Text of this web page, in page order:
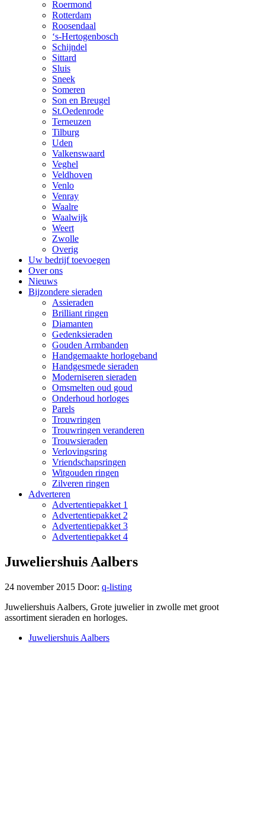
Roermond
Rotterdam
Roosendaal
‘s-Hertogenbosch
Schijndel
Sittard
Sluis
Sneek
Someren
Son en Breugel
St.Oedenrode
Terneuzen
Tilburg
Uden
Valkenswaard
Veghel
Veldhoven
Venlo
Venray
Waalre
Waalwijk
Weert
Zwolle
Overig
Uw bedrijf toevoegen
Over ons
Nieuws
Bijzondere sieraden
Assieraden
Brilliant ringen
Diamanten
Gedenksieraden
Gouden Armbanden
Handgemaakte horlogeband
Handgesmede sieraden
Moderniseren sieraden
Omsmelten oud goud
Onderhoud horloges
Parels
Trouwringen
Trouwringen veranderen
Trouwsieraden
Verlovingsring
Vriendschapsringen
Witgouden ringen
Zilveren ringen
Adverteren
Advertentiepakket 1
Advertentiepakket 2
Advertentiepakket 3
Advertentiepakket 4
Juweliershuis Aalbers
24 november 2015 Door: q-listing
Juweliershuis Aalbers, Grote juwelier in zwolle met groot
assortiment sieraden en horloges.
Juweliershuis Aalbers